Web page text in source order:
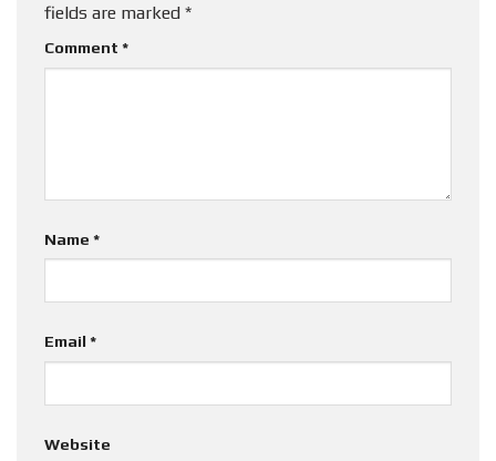
fields are marked *
Comment *
Name *
Email *
Website